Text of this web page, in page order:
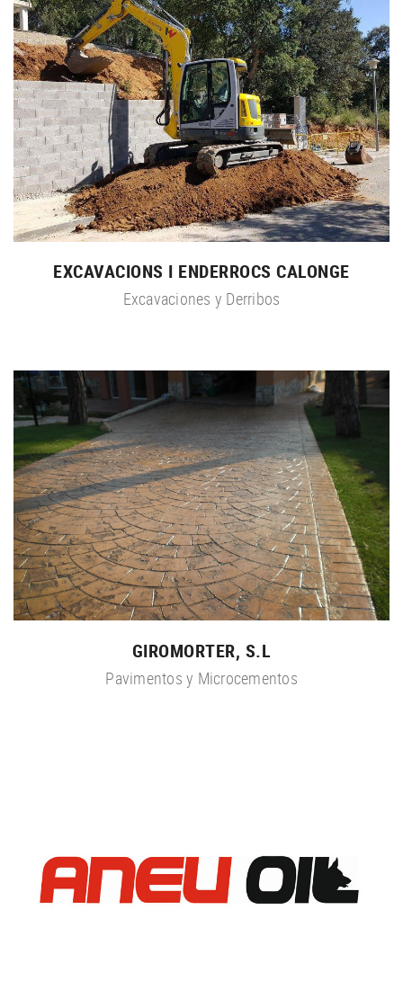
EXCAVACIONS I ENDERROCS CALONGE
Excavaciones y Derribos
GIROMORTER, S.L
Pavimentos y Microcementos